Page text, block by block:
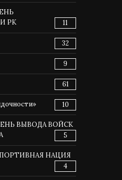
РК
11
32
9
61
10
ВЫВОДА ВОЙСК
5
НАЦИЯ
4